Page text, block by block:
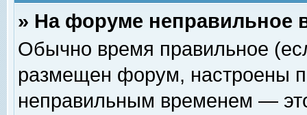
» На форуме неправильное
Обычно время правильное
размещен форум, настроены
неправильным временем —